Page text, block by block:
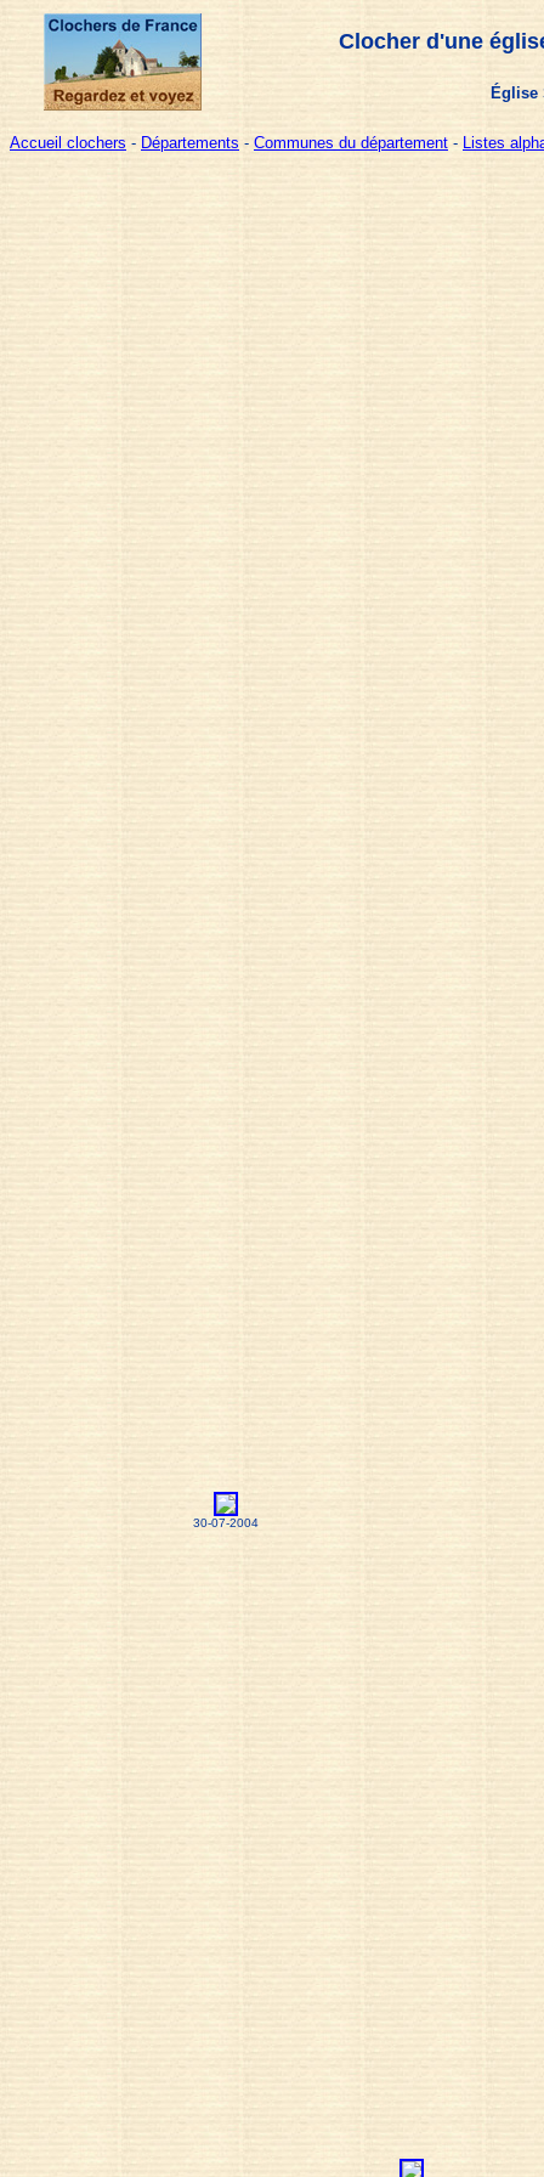
Clocher d'une
Église
Accueil clochers - Départements - Communes du département - Listes
30-07-2004